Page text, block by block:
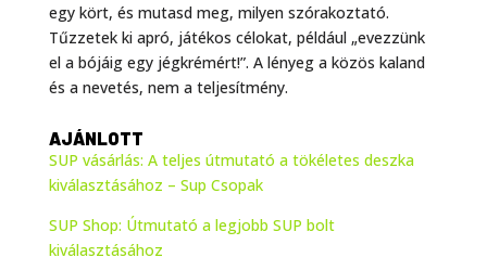
egy kört, és mutasd meg, milyen szórakoztató.
Tűzzetek ki apró, játékos célokat, például „evezzünk
el a bójáig egy jégkrémért!”. A lényeg a közös kaland
és a nevetés, nem a teljesítmény.
AJÁNLOTT
SUP vásárlás: A teljes útmutató a tökéletes deszka
kiválasztásához – Sup Csopak
SUP Shop: Útmutató a legjobb SUP bolt
kiválasztásához